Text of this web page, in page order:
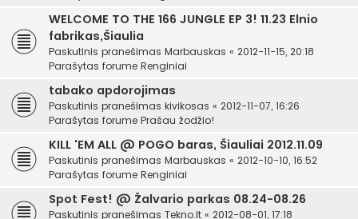
WELCOME TO THE 166 JUNGLE EP 3! 11.23 Elnio
fabrikas,Šiaulia
Paskutinis pranešimas Marbauskas « 2012-11-15, 20:18
Parašytas forume Renginiai
tabako apdorojimas
Paskutinis pranešimas kivikosas « 2012-11-07, 16:26
Parašytas forume Prašau žodžio!
KILL 'EM ALL @ POGO baras, Šiauliai 2012.11.09
Paskutinis pranešimas Marbauskas « 2012-10-10, 16:52
Parašytas forume Renginiai
Spot Fest! @ Žalvario parkas 08.24-08.26
Paskutinis pranešimas Tekno.lt « 2012-08-01, 17:18